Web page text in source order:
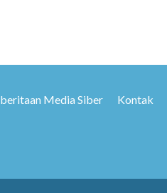
Media Siber Kontak